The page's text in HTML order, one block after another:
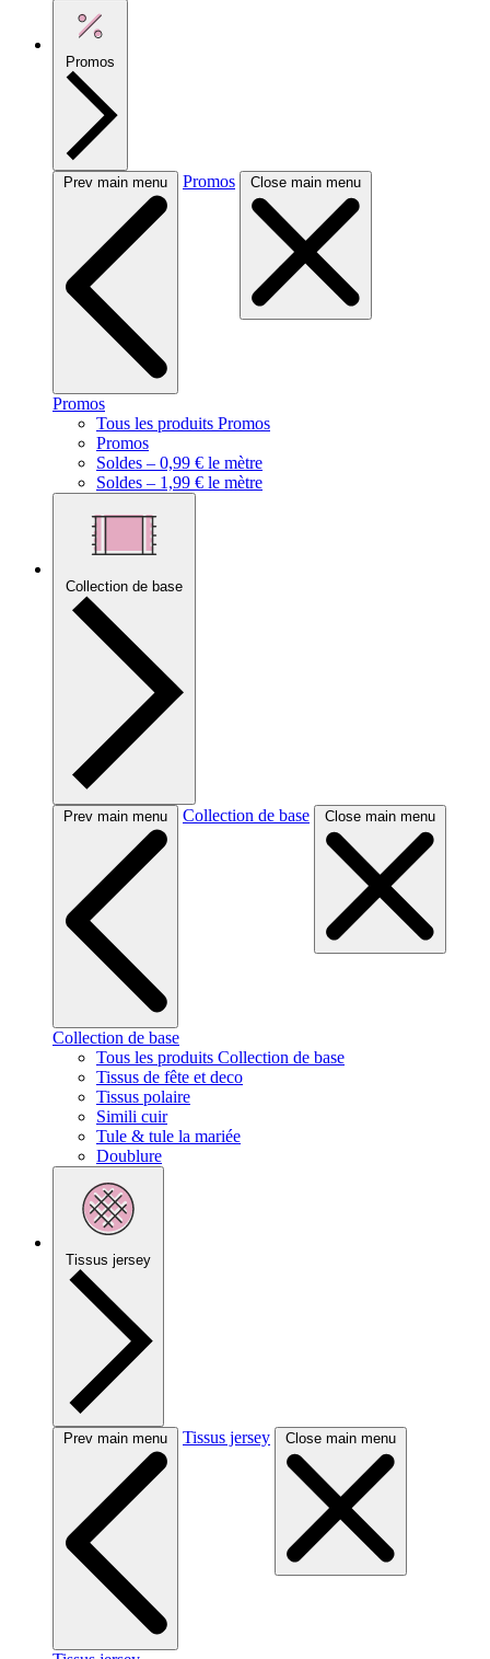
Promos
Prev main menu Promos Close main menu
Promos
Tous les produits Promos
Promos
Soldes – 0,99 € le mètre
Soldes – 1,99 € le mètre
Collection de base
Prev main menu Collection de base Close main menu
Collection de base
Tous les produits Collection de base
Tissus de fête et deco
Tissus polaire
Simili cuir
Tule & tule la mariée
Doublure
Tissus jersey
Prev main menu Tissus jersey Close main menu